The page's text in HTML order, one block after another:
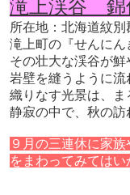
滝上渓谷 錦
所在地：北海道紋別
滝上町の『せんにん
その壮大な渓谷が
岩壁を縫うように
織りなす光景は、
静寂の中で、秋の訪
９月の三連休に家
をまわってみては